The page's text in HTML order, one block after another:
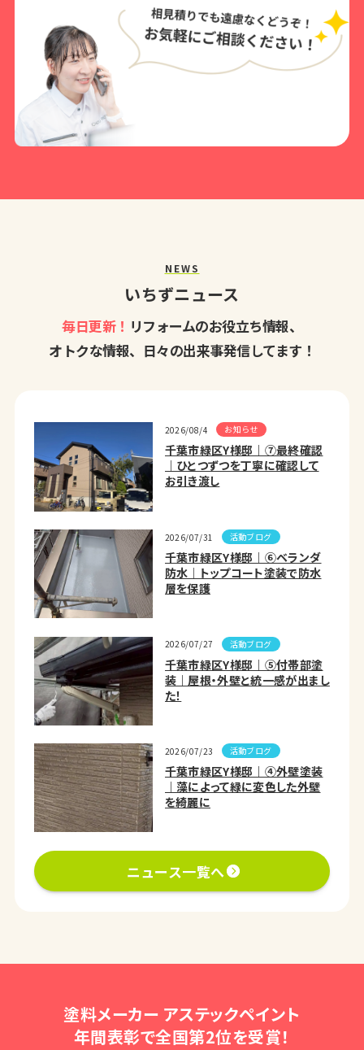
NEWS
いちずニュース
毎日更新！ リフォームのお役立ち情報、
オトクな情報、日々の出来事発信してます！
2026/08/4 お知らせ
千葉市緑区Y様邸｜⑦最終確認
｜ひとつずつを丁寧に確認して
お引き渡し
2026/07/31 活動ブログ
千葉市緑区Y様邸｜⑥ベランダ
防水｜トップコート塗装で防水
層を保護
2026/07/27 活動ブログ
千葉市緑区Y様邸｜⑤付帯部塗
装｜屋根・外壁と統一感が出まし
た！
2026/07/23 活動ブログ
千葉市緑区Y様邸｜④外壁塗装
｜藻によって緑に変色した外壁
を綺麗に
ニュース一覧へ
塗料メーカー アステックペイント
年間表彰で全国第2位を受賞！